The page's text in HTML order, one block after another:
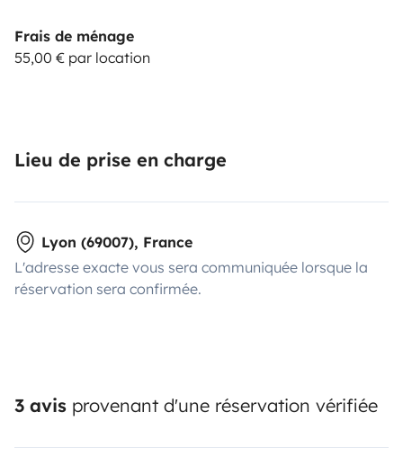
Frais de ménage
55,00 € par location
Lieu de prise en charge
Lyon (69007), France
L'adresse exacte vous sera communiquée lorsque la
réservation sera confirmée.
3 avis provenant d'une réservation vérifiée